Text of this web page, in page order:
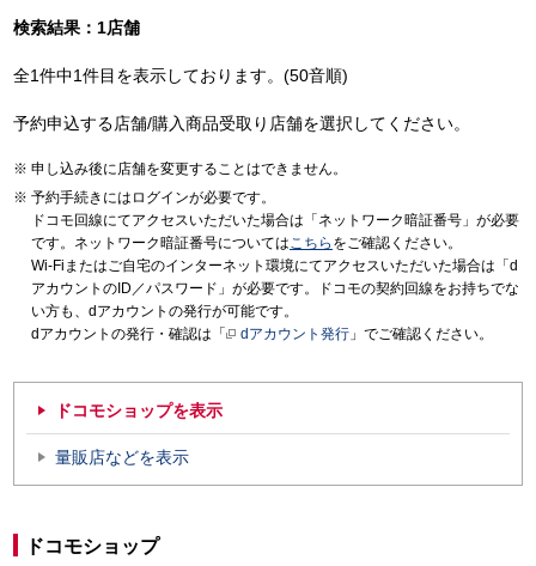
検索結果：1店舗
全1件中1件目を表示しております。(50音順)
予約申込する店舗/購入商品受取り店舗を選択してください。
申し込み後に店舗を変更することはできません。
予約手続きにはログインが必要です。
ドコモ回線にてアクセスいただいた場合は「ネットワーク暗証番号」が必要
です。ネットワーク暗証番号についてはこちら をご確認ください。
Wi-Fiまたはご自宅のインターネット環境にてアクセスいただいた場合は「d
アカウントのID／パスワード」が必要です。ドコモの契約回線をお持ちでな
い方も、dアカウントの発行が可能です。
dアカウントの発行・確認は「
dアカウント発行 」でご確認ください。
ドコモショップを表示
量販店などを表示
ドコモショップ